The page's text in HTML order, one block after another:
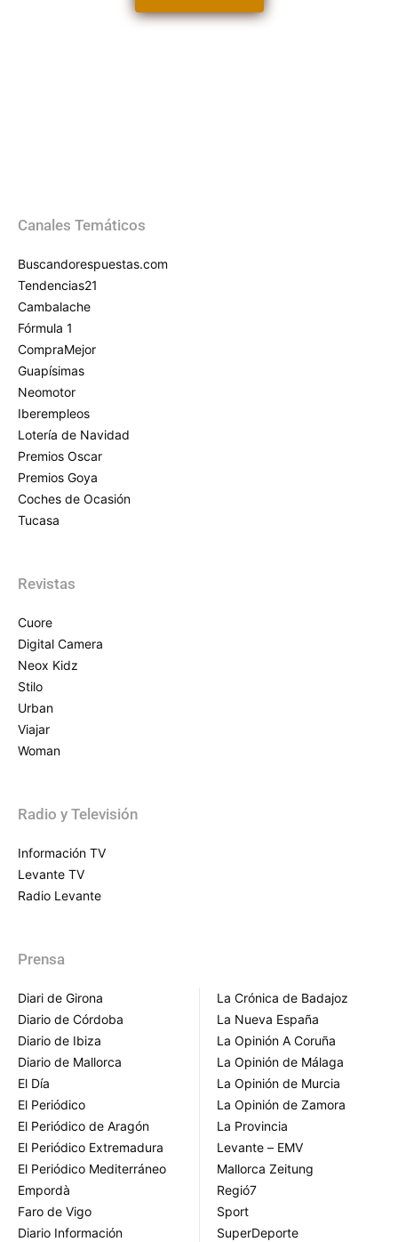
Canales Temáticos
Buscandorespuestas.com
Tendencias21
Cambalache
Fórmula 1
CompraMejor
Guapísimas
Neomotor
Iberempleos
Lotería de Navidad
Premios Oscar
Premios Goya
Coches de Ocasión
Tucasa
Revistas
Cuore
Digital Camera
Neox Kidz
Stilo
Urban
Viajar
Woman
Radio y Televisión
Información TV
Levante TV
Radio Levante
Prensa
Diari de Girona
Diario de Córdoba
Diario de Ibiza
Diario de Mallorca
El Día
El Periódico
El Periódico de Aragón
El Periódico Extremadura
El Periódico Mediterráneo
Empordà
Faro de Vigo
Diario Información
La Crónica de Badajoz
La Nueva España
La Opinión A Coruña
La Opinión de Málaga
La Opinión de Murcia
La Opinión de Zamora
La Provincia
Levante – EMV
Mallorca Zeitung
Regió7
Sport
SuperDeporte